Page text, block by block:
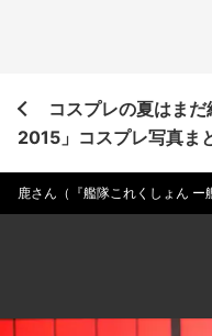
コスプレの夏はま
2015」コスプレ写真ま
鹿さん（『艦隊これくしょん ー